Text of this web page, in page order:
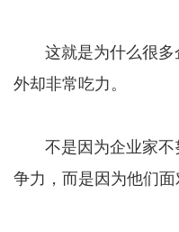
这就是为什么很多
外却非常吃力。
不是因为企业家不
争力，而是因为他们面